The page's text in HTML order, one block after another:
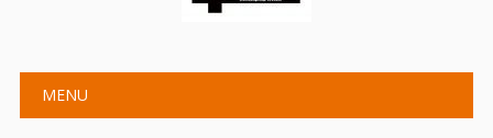
Main menu
MENU